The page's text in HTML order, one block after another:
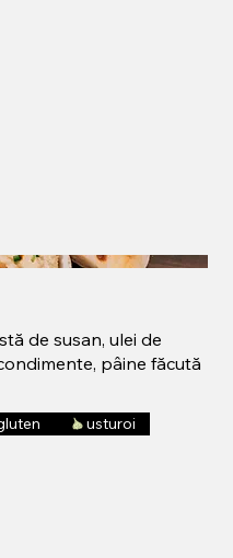
de susan, ulei de
pâine făcută
usturoi